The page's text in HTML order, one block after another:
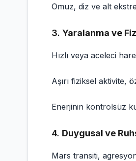
Omuz, diz ve alt
3. Yaralanma ve
Hızlı veya aceleci
Aşırı fiziksel aktivite,
Enerjinin kontrolsüz
4. Duygusal ve
Mars transiti,